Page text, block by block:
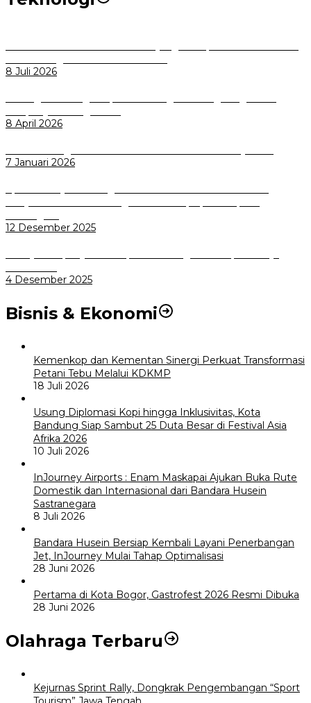
8 Juli 2026
8 April 2026
7 Januari 2026
12 Desember 2025
4 Desember 2025
Bisnis & Ekonomi
Kemenkop dan Kementan Sinergi Perkuat Transformasi
Petani Tebu Melalui KDKMP
18 Juli 2026
Usung Diplomasi Kopi hingga Inklusivitas, Kota
Bandung Siap Sambut 25 Duta Besar di Festival Asia
Afrika 2026
10 Juli 2026
InJourney Airports : Enam Maskapai Ajukan Buka Rute
Domestik dan Internasional dari Bandara Husein
Sastranegara
8 Juli 2026
Bandara Husein Bersiap Kembali Layani Penerbangan
Jet, InJourney Mulai Tahap Optimalisasi
28 Juni 2026
Pertama di Kota Bogor, Gastrofest 2026 Resmi Dibuka
28 Juni 2026
Olahraga Terbaru
Kejurnas Sprint Rally, Dongkrak Pengembangan “Sport